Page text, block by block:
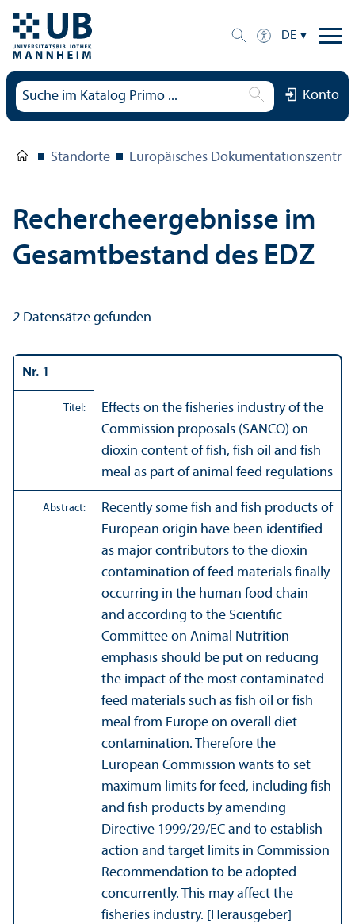
DE
Konto
Standorte Europäisches
Rechercheergebnisse im
Gesamtbestand des EDZ
2 Datensätze gefunden
Nr. 1
Titel:
Effects on the fisheries industry of the
Commission proposals (SANCO) on
dioxin content of fish, fish oil and fish
meal as part of animal feed regulations
Abstract:
Recently some fish and fish products of
European origin have been identified
as major contributors to the dioxin
contamination of feed materials finally
occurring in the human food chain
and according to the Scientific
Committee on Animal Nutrition
emphasis should be put on reducing
the impact of the most contaminated
feed materials such as fish oil or fish
meal from Europe on overall diet
contamination. Therefore the
European Commission wants to set
maximum limits for feed, including fish
and fish products by amending
Directive 1999/29/EC and to establish
action and target limits in Commission
Recommendation to be adopted
concurrently. This may affect the
fisheries industry. [Herausgeber]